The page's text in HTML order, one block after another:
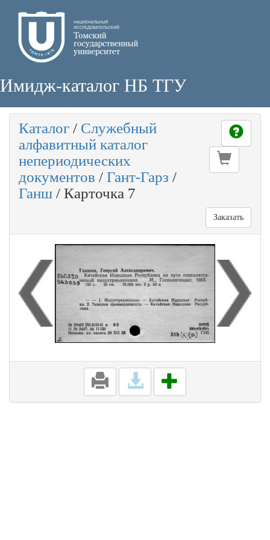
Имидж-каталог НБ ТГУ
Каталог / Служебный
алфавитный каталог
непериодических
документов / Гант-Гарз /
Ганш / Карточка 7
Заказать